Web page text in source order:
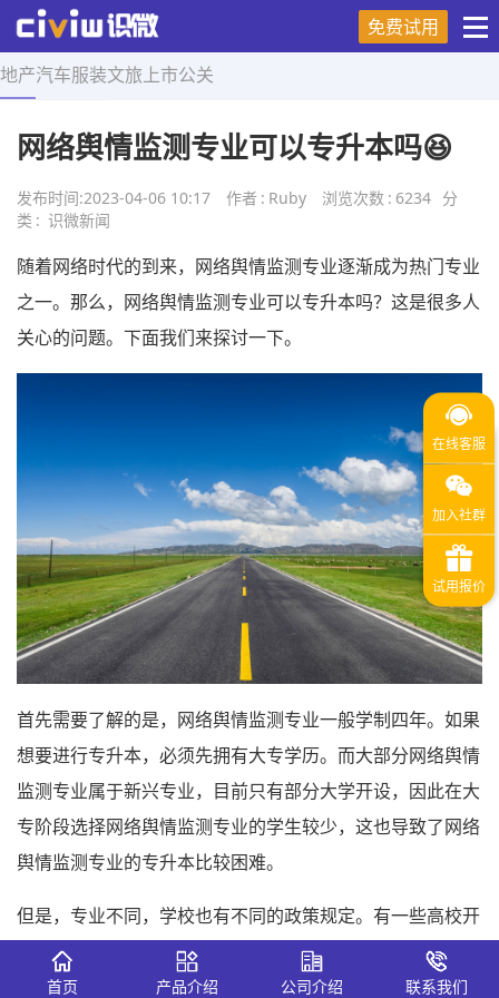
免费试用
地产汽车服装文旅 上市公关
首页 > 舆情研究 > 正文
网络舆情监测专业可以专升本吗😆
发布时间:2023-04-06 10:17 作者 : Ruby 浏览次数 : 6234 分
类 : 识微新闻
随着网络时代的到来，网络舆情监测专业逐渐成为热门专业
之一。那么，网络舆情监测专业可以专升本吗？这是很多人
关心的问题。下面我们来探讨一下。
首先需要了解的是，网络舆情监测专业一般学制四年。如果
想要进行专升本，必须先拥有大专学历。而大部分网络舆情
监测专业属于新兴专业，目前只有部分大学开设，因此在大
专阶段选择网络舆情监测专业的学生较少，这也导致了网络
舆情监测专业的专升本比较困难。
但是，专业不同，学校也有不同的政策规定。有一些高校开
设“网络信息管理与安全”、“新闻传播学”和“计算机科学与技
术”等相关专业，其课程设置和学习内容与网络舆情监测专
首页 产品介绍 公司介绍 联系我们